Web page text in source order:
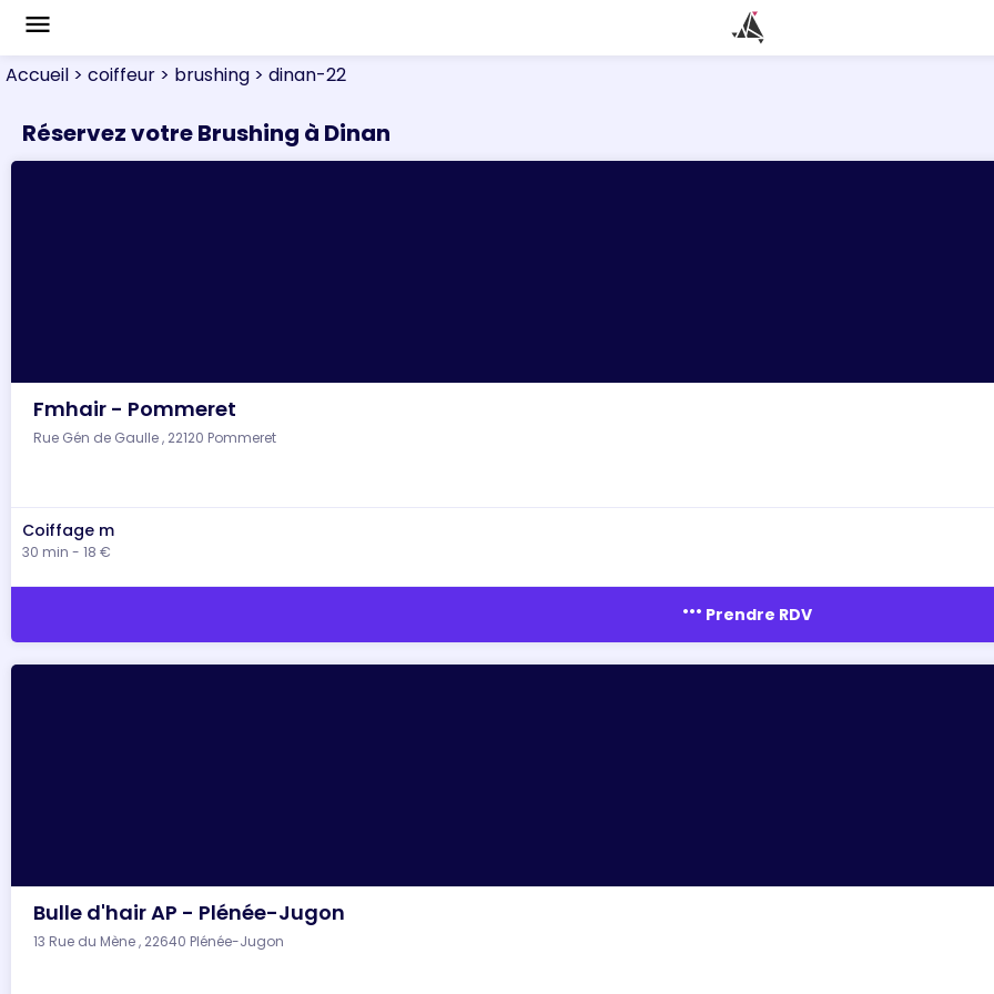
menu
Accueil > coiffeur > brushing > dinan-22
Réservez votre Brushing à Dinan
Fmhair - Pommeret
Rue Gén de Gaulle , 22120 Pommeret
Coiffage m
30 min - 18 €
more_horiz Prendre RDV
Bulle d'hair AP - Plénée-Jugon
13 Rue du Mène , 22640 Plénée-Jugon